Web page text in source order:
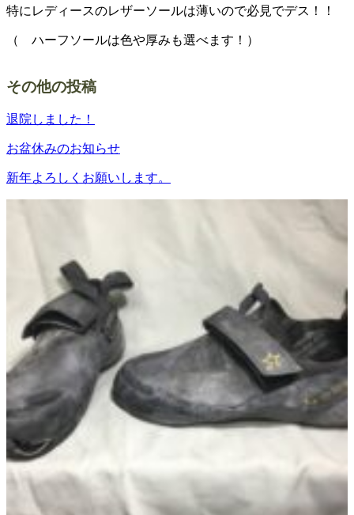
特にレディースのレザーソールは薄いので必見でデス！！
（ ハーフソールは色や厚みも選べます！）
その他の投稿
退院しました！
お盆休みのお知らせ
新年よろしくお願いします。